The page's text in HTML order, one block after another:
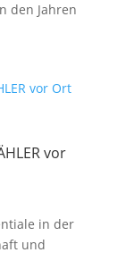
den Jahren
vor
in der
und